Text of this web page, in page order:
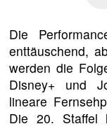
Die
enttäuschend,
werden die
Disney+ und
lineare
Die 20. Staffel